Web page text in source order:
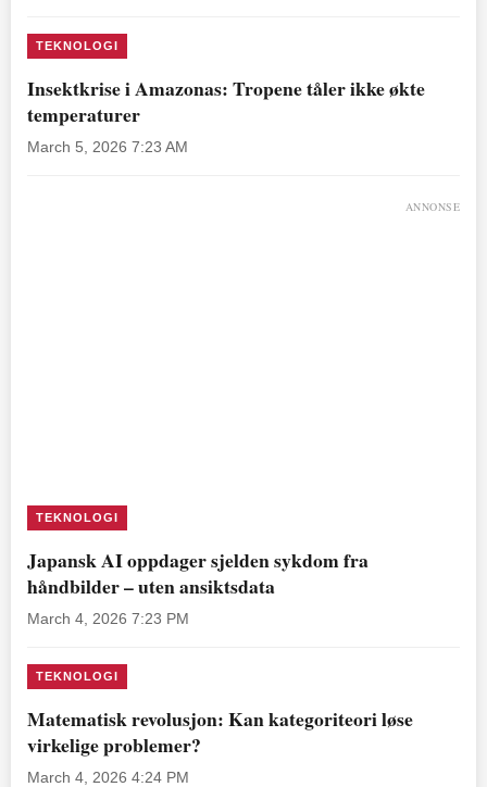
TEKNOLOGI
Insektkrise i Amazonas: Tropene tåler ikke økte
temperaturer
March 5, 2026 7:23 AM
ANNONSE
TEKNOLOGI
Japansk AI oppdager sjelden sykdom fra
håndbilder – uten ansiktsdata
March 4, 2026 7:23 PM
TEKNOLOGI
Matematisk revolusjon: Kan kategoriteori løse
virkelige problemer?
March 4, 2026 4:24 PM